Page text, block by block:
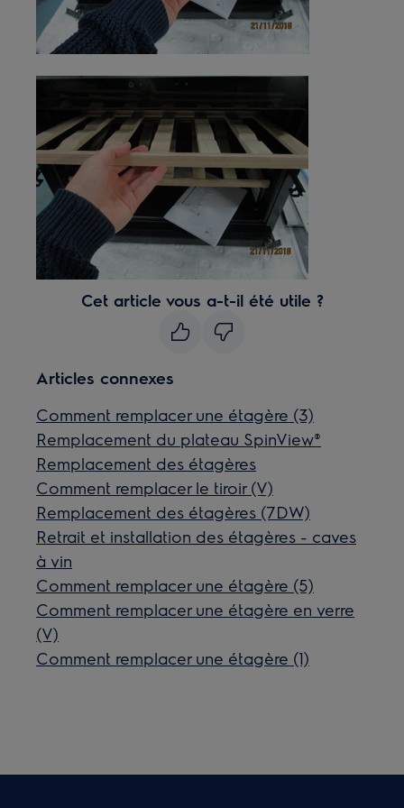
Cet article vous a-t-il été utile ?
Articles connexes
Comment remplacer une étagère (3)
Remplacement du plateau SpinView®
Remplacement des étagères
Comment remplacer le tiroir (V)
Remplacement des étagères (7DW)
Retrait et installation des étagères - caves
à vin
Comment remplacer une étagère (5)
Comment remplacer une étagère en verre
(V)
Comment remplacer une étagère (1)